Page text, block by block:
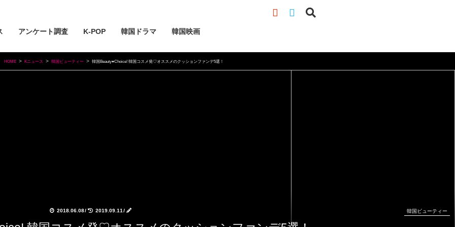
アンケート調査 K-POP 韓国ドラマ 韓国映画
HOME Kニュース 韓国ビューティー 韓国Beauty♥Choice! 韓国コスメ発♡オススメのクッションファンデ5選！
2018.06.08/ 2019.09.11 / 韓国ビューティー